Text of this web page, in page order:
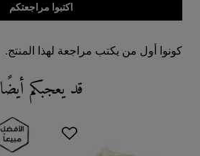
اكتبوا مراجعتكم
كونوا أول من يكتب مراجعة لهذا المنتج.
قد يعجبكم أيضًا